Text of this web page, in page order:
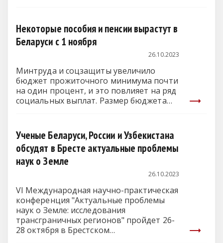
Некоторые пособия и пенсии вырастут в
Беларуси с 1 ноября
26.10.2023
Минтруда и соцзащиты увеличило
бюджет прожиточного минимума почти
на один процент, и это повлияет на ряд
социальных выплат. Размер бюджета…
Ученые Беларуси, России и Узбекистана
обсудят в Бресте актуальные проблемы
наук о Земле
26.10.2023
VI Международная научно-практическая
конференция "Актуальные проблемы
наук о Земле: исследования
трансграничных регионов" пройдет 26-
28 октября в Брестском